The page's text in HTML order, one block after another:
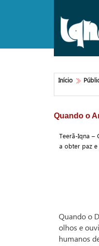
Início
Quando o
Teerã-Iqna –
a obter paz
Quando o
olhos e
humanos